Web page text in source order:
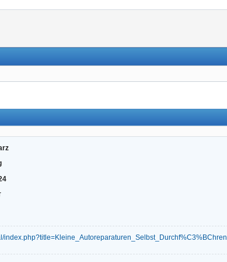
index.php?title=Kleine_Autoreparaturen_Selbst_Durchf%C3%BChren